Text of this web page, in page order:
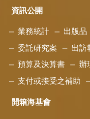
資訊公開
業務統計 出版品
委託研究案 出訪
預算及決算書 辦
支付或接受之補助
開箱海基會